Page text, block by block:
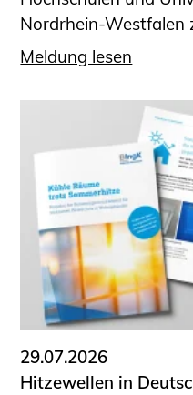
Stellenbörse
Öffentlich bestellte und
Prüfsachverständige
Qualifizierte
Bauvorlageberechtigte
Sachkundige für
Funktionsprüfung
Abwasserleitungen
Vereinbarungen mit
Ingenieurkammern
Büronachfolge
Zusatzqualifikationen
Geschützter Bereich
Nordrhein-Westfalen
Meldung lesen
29.07.2026
Hitzewellen in